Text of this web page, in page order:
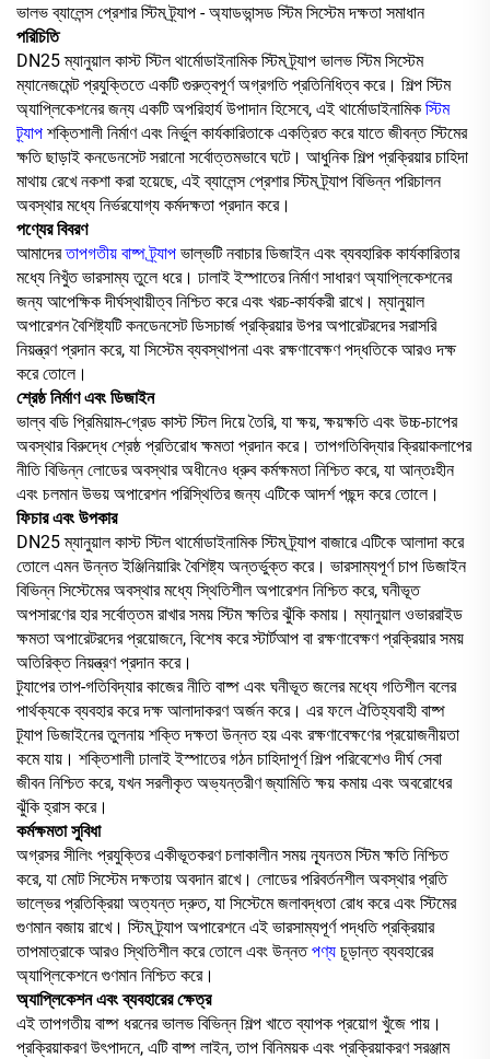
ভালভ ব্যালেন্স প্রেশার স্টিম ট্র্যাপ - অ্যাডভান্সড স্টিম সিস্টেম দক্ষতা সমাধান
পরিচিতি
DN25 ম্যানুয়াল কাস্ট স্টিল থার্মোডাইনামিক স্টিম ট্র্যাপ ভালভ স্টিম সিস্টেম
ম্যানেজমেন্ট প্রযুক্তিতে একটি গুরুত্বপূর্ণ অগ্রগতি প্রতিনিধিত্ব করে। শিল্প স্টিম
অ্যাপ্লিকেশনের জন্য একটি অপরিহার্য উপাদান হিসেবে, এই থার্মোডাইনামিক স্টিম
ট্র্যাপ শক্তিশালী নির্মাণ এবং নির্ভুল কার্যকারিতাকে একত্রিত করে যাতে জীবন্ত স্টিমের
ক্ষতি ছাড়াই কনডেনসেট সরানো সর্বোত্তমভাবে ঘটে। আধুনিক শিল্প প্রক্রিয়ার চাহিদা
মাথায় রেখে নকশা করা হয়েছে, এই ব্যালেন্স প্রেশার স্টিম ট্র্যাপ বিভিন্ন পরিচালন
অবস্থার মধ্যে নির্ভরযোগ্য কর্মদক্ষতা প্রদান করে।
পণ্যের বিবরণ
আমাদেরতাপগতীয় বাষ্প ট্র্যাপ ভাল্ভটি নবাচার ডিজাইন এবং ব্যবহারিক কার্যকারিতার
মধ্যে নিখুঁত ভারসাম্য তুলে ধরে। ঢালাই ইস্পাতের নির্মাণ সাধারণ অ্যাপ্লিকেশনের
জন্য আপেক্ষিক দীর্ঘস্থায়ীত্ব নিশ্চিত করে এবং খরচ-কার্যকরী রাখে। ম্যানুয়াল
অপারেশন বৈশিষ্ট্যটি কনডেনসেট ডিসচার্জ প্রক্রিয়ার উপর অপারেটরদের সরাসরি
নিয়ন্ত্রণ প্রদান করে, যা সিস্টেম ব্যবস্থাপনা এবং রক্ষণাবেক্ষণ পদ্ধতিকে আরও দক্ষ
করে তোলে।
শ্রেষ্ঠ নির্মাণ এবং ডিজাইন
ভাল্ব বডি প্রিমিয়াম-গ্রেড কাস্ট স্টিল দিয়ে তৈরি, যা ক্ষয়, ক্ষয়ক্ষতি এবং উচ্চ-চাপের
অবস্থার বিরুদ্ধে শ্রেষ্ঠ প্রতিরোধ ক্ষমতা প্রদান করে। তাপগতিবিদ্যার ক্রিয়াকলাপের
নীতি বিভিন্ন লোডের অবস্থার অধীনেও ধ্রুব কর্মক্ষমতা নিশ্চিত করে, যা আন্তঃহীন
এবং চলমান উভয় অপারেশন পরিস্থিতির জন্য এটিকে আদর্শ পছন্দ করে তোলে।
ফিচার এবং উপকার
DN25 ম্যানুয়াল কাস্ট স্টিল থার্মোডাইনামিক স্টিম ট্র্যাপ বাজারে এটিকে আলাদা করে
তোলে এমন উন্নত ইঞ্জিনিয়ারিং বৈশিষ্ট্য অন্তর্ভুক্ত করে। ভারসাম্যপূর্ণ চাপ ডিজাইন
বিভিন্ন সিস্টেমের অবস্থার মধ্যে স্থিতিশীল অপারেশন নিশ্চিত করে, ঘনীভূত
অপসারণের হার সর্বোত্তম রাখার সময় স্টিম ক্ষতির ঝুঁকি কমায়। ম্যানুয়াল ওভাররাইড
ক্ষমতা অপারেটরদের প্রয়োজনে, বিশেষ করে স্টার্টআপ বা রক্ষণাবেক্ষণ প্রক্রিয়ার সময়
অতিরিক্ত নিয়ন্ত্রণ প্রদান করে।
ট্র্যাপের তাপ-গতিবিদ্যার কাজের নীতি বাষ্প এবং ঘনীভূত জলের মধ্যে গতিশীল বলের
পার্থক্যকে ব্যবহার করে দক্ষ আলাদাকরণ অর্জন করে। এর ফলে ঐতিহ্যবাহী বাষ্প
ট্র্যাপ ডিজাইনের তুলনায় শক্তি দক্ষতা উন্নত হয় এবং রক্ষণাবেক্ষণের প্রয়োজনীয়তা
কমে যায়। শক্তিশালী ঢালাই ইস্পাতের গঠন চাহিদাপূর্ণ শিল্প পরিবেশেও দীর্ঘ সেবা
জীবন নিশ্চিত করে, যখন সরলীকৃত অভ্যন্তরীণ জ্যামিতি ক্ষয় কমায় এবং অবরোধের
ঝুঁকি হ্রাস করে।
কর্মক্ষমতা সুবিধা
অগ্রসর সীলিং প্রযুক্তির একীভূতকরণ চলাকালীন সময় ন্যূনতম স্টিম ক্ষতি নিশ্চিত
করে, যা মোট সিস্টেম দক্ষতায় অবদান রাখে। লোডের পরিবর্তনশীল অবস্থার প্রতি
ভাল্ভের প্রতিক্রিয়া অত্যন্ত দ্রুত, যা সিস্টেমে জলাবদ্ধতা রোধ করে এবং স্টিমের
গুণমান বজায় রাখে। স্টিম ট্র্যাপ অপারেশনে এই ভারসাম্যপূর্ণ পদ্ধতি প্রক্রিয়ার
তাপমাত্রাকে আরও স্থিতিশীল করে তোলে এবং উন্নতপণ্য চূড়ান্ত ব্যবহারের
অ্যাপ্লিকেশনে গুণমান নিশ্চিত করে।
অ্যাপ্লিকেশন এবং ব্যবহারের ক্ষেত্র
এই তাপগতীয় বাষ্প ধরনের ভালভ বিভিন্ন শিল্প খাতে ব্যাপক প্রয়োগ খুঁজে পায়।
প্রক্রিয়াকরণ উৎপাদনে, এটি বাষ্প লাইন, তাপ বিনিময়ক এবং প্রক্রিয়াকরণ সরঞ্জাম